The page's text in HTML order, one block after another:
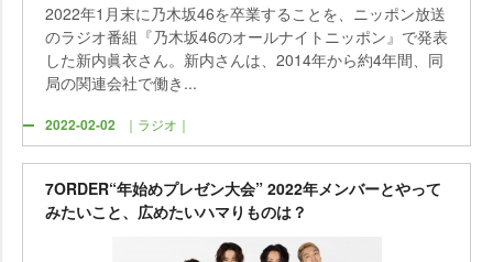
2022年1月末に乃木坂46を卒業することを、ニッポン放送
のラジオ番組『乃木坂46のオールナイトニッポン』で発表
した新内眞衣さん。新内さんは、2014年から約4年間、同
局の関連会社で働き...
2022-02-02 ｜ラジオ｜
7ORDER“年始めプレゼン大会” 2022年メンバーとやって
みたいこと、広めたいハマりものは？